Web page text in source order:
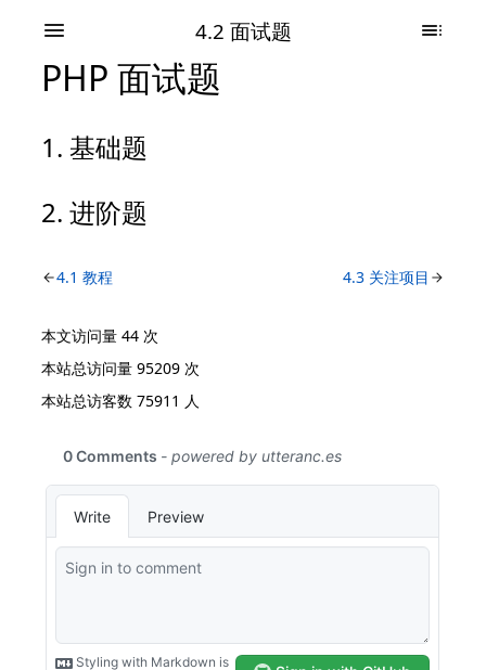
4.2 面试题
PHP 面试题
基础题
进阶题
4.1 教程 4.3 关注项目
本文访问量44 次
本站总访问量95209 次
本站总访客数75911 人